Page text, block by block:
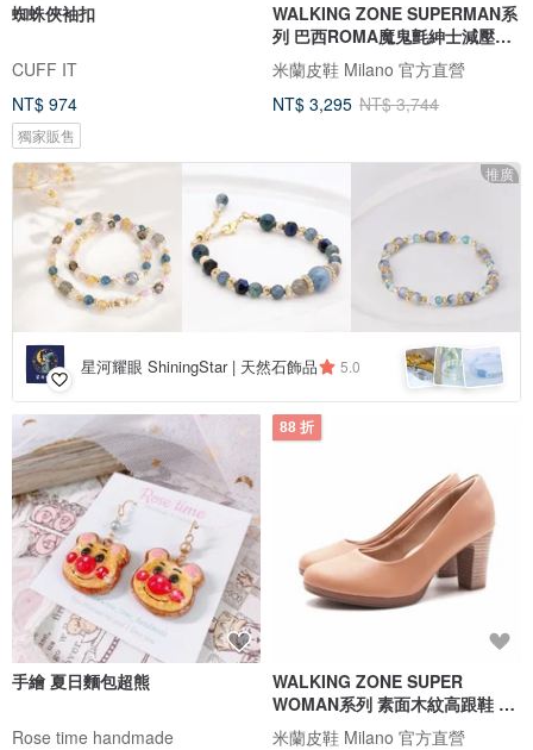
蜘蛛俠袖扣
CUFF IT
NT$ 974
獨家販售
WALKING ZONE SUPERMAN系
列 巴西ROMA魔鬼氈紳士減壓皮
鞋 男鞋
米蘭皮鞋 Milano 官方直營
NT$ 3,295 NT$ 3,744
推廣
星河耀眼 ShiningStar | 天然石飾品 5.0
手繪 夏日麵包超熊
Rose time handmade
88 折
WALKING ZONE SUPER
WOMAN系列 素面木紋高跟鞋 女
鞋-奶茶棕
米蘭皮鞋 Milano 官方直營